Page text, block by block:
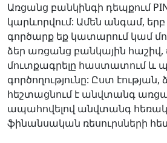
Առցանց բանկինգի դեպքում
կարևորվում: Ամեն անգամ,
գործարք եք կատարում կամ
ձեր առցանց բանկային հաշիվ,
մուտքագրելը հաստատում և
գործողությունը: Ըստ էության,
հեշտացնում է անվտանգ
ապահովելով անվտանգ
ֆինանսական ռեսուրսների